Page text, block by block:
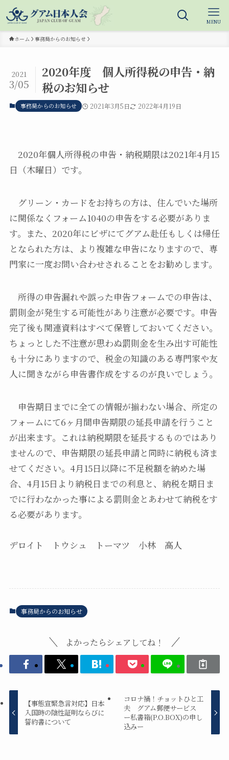
MENU
ホーム 事務局からのお知らせ
2020年度 個人所得税の申告・納
税のお知らせ
2021
3/05
事務局からのお知らせ 2021年3月5日 2022年4月19日
2020年個人所得税の申告・納税期限は2021年4月15
日（木曜日）です。
グリーン・カードをお持ちの方は、住んでいた場所
に関係なくフォーム1040の申告をする必要がありま
す。また、2020年にビザにてグアム赴任もしくは帰任
となられた方は、より複雑な申告になりますので、専
門家に一度お問い合わせされることをお勧めします。
所得の申告漏れや誤った申告フォームでの申告は、
罰則金が発生する可能性があり注意が必要です。申告
完了後も関連資料はすべて保管しておいてください。
ちょっとした不注意が思わぬ罰則金を生み出す可能性
も十分にありますので、税金の知識のある専門家や友
人に聞きながら申告書作成をするのが良いでしょう。
申告期日までに全ての情報が揃わない場合、所定の
フォームにて6ヶ月間申告期限の延長申請を行うこと
が出来ます。これは納税期限を延長するものではあり
ませんので、申告期限の延長申請と同時に納税も済ま
せてください。4月15日以降に不足税額を納めた場
合、4月15日より納税日までの利息と、納税を期日ま
でに行わなかった事による罰則金とあわせて納税をす
る必要があります。
デロイト トウシュ トーマツ 小林 高人
事務局からのお知らせ
よかったらシェアしてね！
【事態宣緊急言対応】日本
入国時の陰性証明ならびに
誓約書について
コロナ禍！チョットひと工
夫 グアム郵便サービス
ー私書箱(P.O.BOX)の申し
込みー